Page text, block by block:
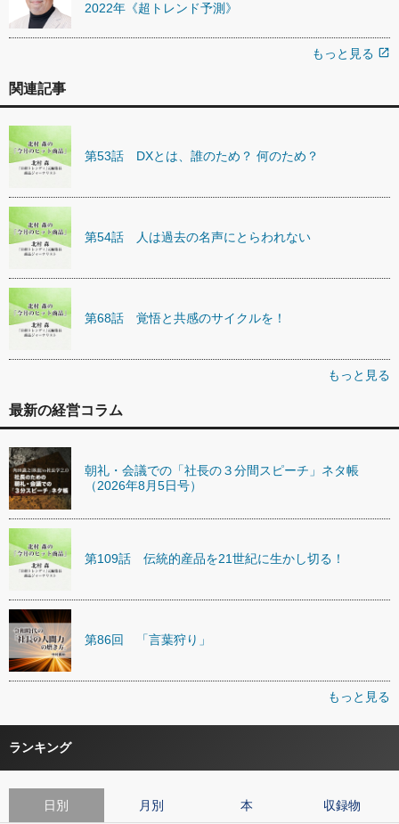
2022年《超トレンド予測》
もっと見る open_in_new
関連記事
第53話 DXとは、誰のため？ 何のため？
第54話 人は過去の名声にとらわれない
第68話 覚悟と共感のサイクルを！
もっと見る
最新の経営コラム
朝礼・会議での「社長の３分間スピーチ」ネタ帳
（2026年8月5日号）
第109話 伝統的産品を21世紀に生かし切る！
第86回 「言葉狩り」
もっと見る
ランキング
日別 月別 本 収録物